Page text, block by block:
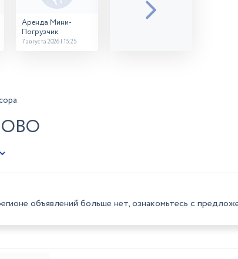
Аренда Мини-
Погрузчик
7 августа 2026 | 15:25
объявлений больше нет, ознакомьтесь с